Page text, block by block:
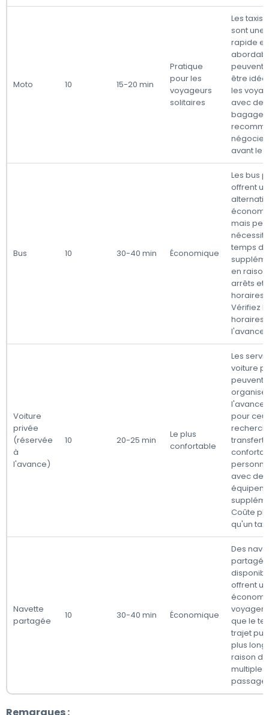
Moto 10 15-20 min
Pratique
pour les
voyageurs
solitaires
Les
sont une
rapide et
peuvent
être
les
avec de
négocier
avant le
Bus 10 30-40 min Économique
Les bus
offrent
mais
temps
en
arrêts et
horaires
Vérifiez
horaires
l'avance.
Voiture
privée
(réservée
à
l'avance)
10 20-25 min
Le plus
confortable
Les
voiture
peuvent
l'avance.
pour
transfert
avec des
Coûte
qu'un taxi.
Navette
partagée
10 30-40 min Économique
Des
offrent
voyager,
que le
trajet
plus long
raison
multiples